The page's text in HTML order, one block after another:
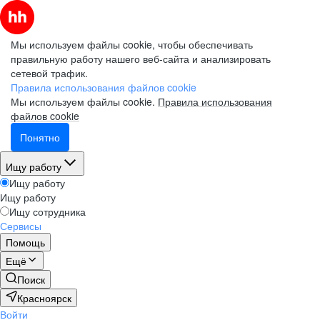
Мы используем файлы cookie, чтобы обеспечивать
правильную работу нашего веб-сайта и анализировать
сетевой трафик.
Правила использования файлов cookie
Мы используем файлы cookie. Правила использования
файлов cookie
Понятно
Ищу работу
Ищу работу
Ищу работу
Ищу сотрудника
Сервисы
Помощь
Ещё
Поиск
Красноярск
Войти